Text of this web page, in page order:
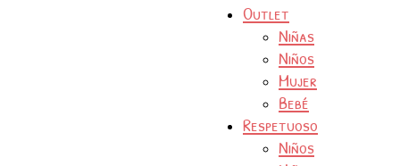
Outlet
Niñas
Niños
Mujer
Bebé
Respetuoso
Niños